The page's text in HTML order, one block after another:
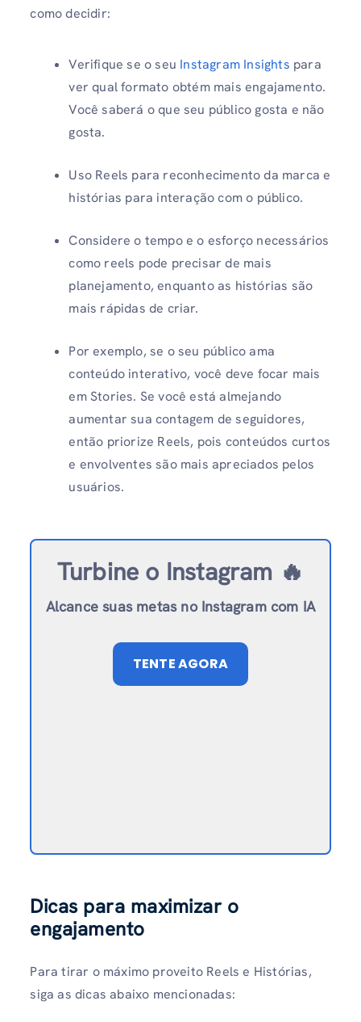
como decidir:
Verifique se o seu Instagram Insights para
ver qual formato obtém mais engajamento.
Você saberá o que seu público gosta e não
gosta.
Uso Reels para reconhecimento da marca e
histórias para interação com o público.
Considere o tempo e o esforço necessários
como reels pode precisar de mais
planejamento, enquanto as histórias são
mais rápidas de criar.
Por exemplo, se o seu público ama
conteúdo interativo, você deve focar mais
em Stories. Se você está almejando
aumentar sua contagem de seguidores,
então priorize Reels, pois conteúdos curtos
e envolventes são mais apreciados pelos
usuários.
Turbine o Instagram 🔥
Alcance suas metas no Instagram com IA
TENTE AGORA
Dicas para maximizar o
engajamento
Para tirar o máximo proveito Reels e Histórias,
siga as dicas abaixo mencionadas: